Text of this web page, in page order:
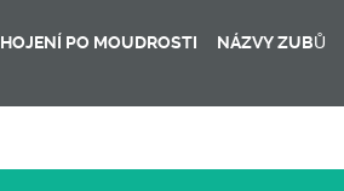
HOJENÍ PO MOUDROSTI NÁZVY ZUBŮ